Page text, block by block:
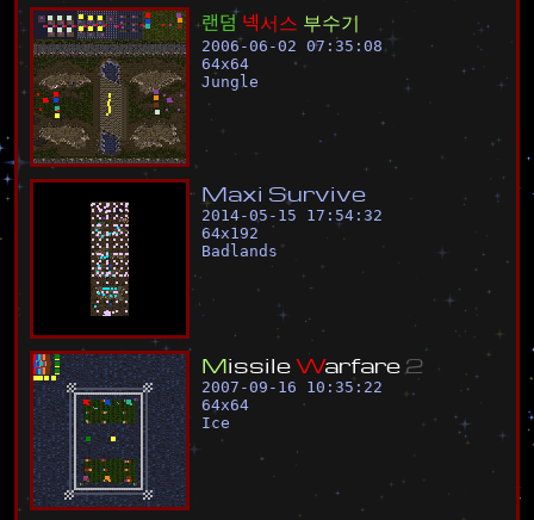
랜덤 넥서스 부수기
2006-06-02 07:35:08
64x64
Jungle
Maxi Survive
2014-05-15 17:54:32
64x192
Badlands
MissileWarfare 2
2007-09-16 10:35:22
64x64
Ice